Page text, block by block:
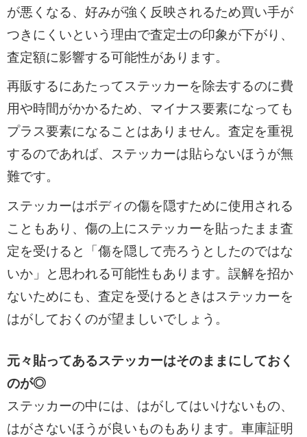
が悪くなる、好みが強く反映されるため買い手が
つきにくいという理由で査定士の印象が下がり、
査定額に影響する可能性があります。
再販するにあたってステッカーを除去するのに費
用や時間がかかるため、マイナス要素になっても
プラス要素になることはありません。査定を重視
するのであれば、ステッカーは貼らないほうが無
難です。
ステッカーはボディの傷を隠すために使用される
こともあり、傷の上にステッカーを貼ったまま査
定を受けると「傷を隠して売ろうとしたのではな
いか」と思われる可能性もあります。誤解を招か
ないためにも、査定を受けるときはステッカーを
はがしておくのが望ましいでしょう。
元々貼ってあるステッカーはそのままにしておく
のが◎
ステッカーの中には、はがしてはいけないもの、
はがさないほうが良いものもあります。車庫証明